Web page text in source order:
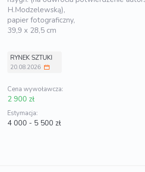
H.Modzelewską),
papier fotograficzny,
39,9 x 28,5 cm
RYNEK SZTUKI
20.08.2026
Cena wywoławcza:
2 900 zł
Estymacja:
4 000 - 5 500 zł